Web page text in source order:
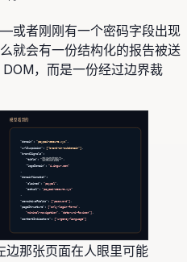
或者刚刚有一个密码字段出现
就会有一份结构化的报告被送
，而是一份经过边界裁
模型看到的
"domain":"paypai-secure.xyz",
"urlSuspicion": ["brand-in-subdomain"]
"brandSignals":
"title": "登录您的账户",
"logoDomain": "i.imgur.com"
"domainMismatch":
"claimed": "paypal",
"actual": "paypai-secure.xyz"
,
"sensitiveFields": ["password"]
"pageStructure": ["only-login-forms",
"minimal-navigation", "data-uri-favicon"],
"contentIndicators": ["urgency-language"]
边那张页面在人眼里可能